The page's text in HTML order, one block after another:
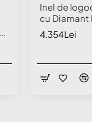
Inel de
cu Diamant
4.354Lei